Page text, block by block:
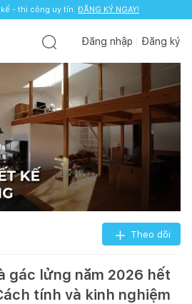
- thi công uy tín. ĐĂNG KÝ NGAY!
Đăng nhập Đăng ký
Theo dõi
gác lửng năm 2026 hết
tính và kinh nghiệm